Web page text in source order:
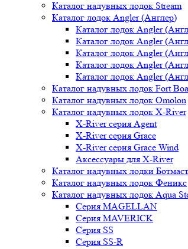
Каталог надувных лодок Stream
Каталог лодок Angler (Англер)
Каталог лодок Angler
Каталог лодок Angler
Каталог лодок Angler
Каталог лодок Angler
Каталог лодок Angler
Каталог надувных лодок Fort
Каталог надувных лодок Omolon
Каталог надувных лодок X-River
X-River серия Agent
X-River серия Grace
X-River серия Grace Wind
Аксессуары для X-River
Каталог надувных лодки
Каталог надувных лодок Феникc
Каталог надувных лодок Aqua
Серия MAGELLAN
Серия MAVERICK
Серия SS
Серия SS-R